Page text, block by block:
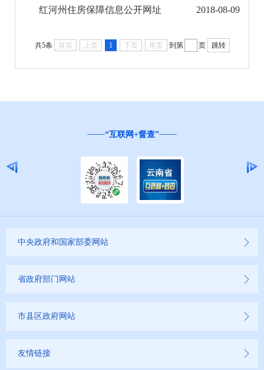
环境保护信息公开
减税降费信息公开
重大建设项目信息公开
国有土地上房屋征收补偿信息公开
红河州教育信息公开
文化机构信息公开
红河州住房保障信息公开网址 2018-08-09
共5条 首页 上页 1 下页 尾页 到第 页 跳转
“互联网+督查”
中央政府和国家部委网站
省政府部门网站
市县区政府网站
友情链接